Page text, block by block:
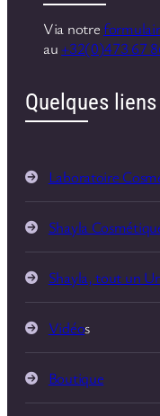
Via notre
au +32(0)473 67
Quelques liens
Laboratoire
Shayla
Shayla, tout un
Vidéos
Boutique